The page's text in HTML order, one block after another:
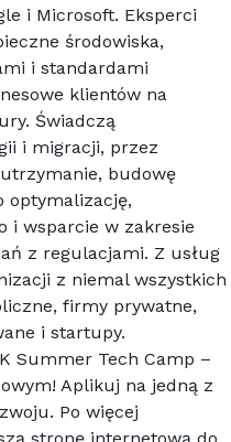
i Microsoft. Eksperci
środowiska,
i standardami
klientów na
Świadczą
i migracji, przez
budowę
optymalizację,
i wsparcie w zakresie
z regulacjami. Z usług
z niemal wszystkich
firmy prywatne,
i startupy.
Summer Tech Camp –
Aplikuj na jedną z
Po więcej